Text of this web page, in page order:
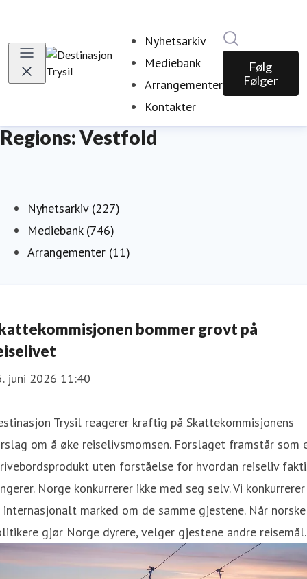
Nyhetsarkiv
Mediebank
Arrangementer
Kontakter
Følg
Følger
Regions: Vestfold
Nyhetsarkiv (227)
Mediebank (746)
Arrangementer (11)
bommer grovt på
juni 2026 11:40
Trysil reagerer kraftig på Skattekommisjonens
om å øke reiselivsmomsen. Forslaget framstår som
uten forståelse for hvordan reiseliv
Norge konkurrerer ikke med seg selv. Vi
marked om de samme gjestene. Når norske
gjør Norge dyrere, velger gjestene andre reisemål.